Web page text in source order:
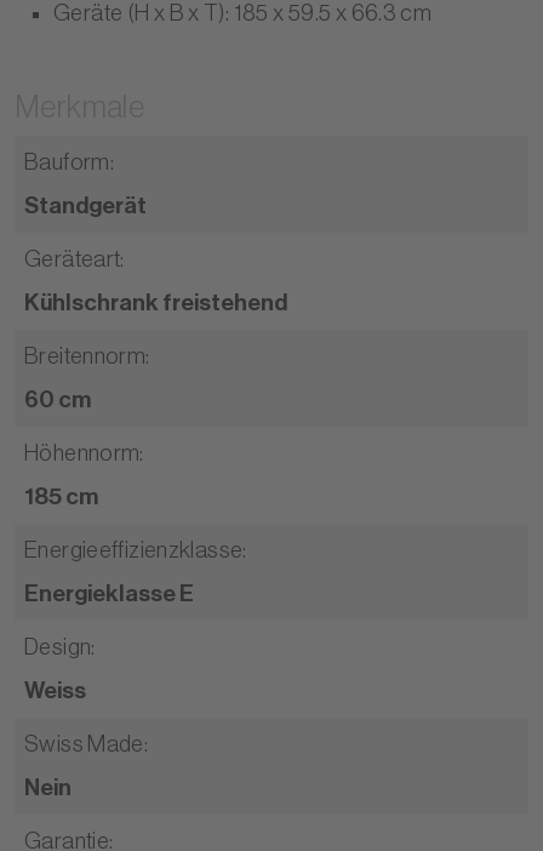
Geräte (H x B x T): 185 x 59.5 x 66.3 cm
Bauform:
Standgerät
Geräteart:
Kühlschrank freistehend
Breitennorm:
60 cm
Höhennorm:
185 cm
Energieeffizienzklasse:
Energieklasse E
Design:
Weiss
Swiss Made:
Nein
Garantie: